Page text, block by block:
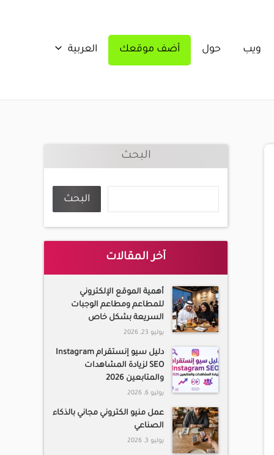
ويب حول أضف موقعك العربية
البحث
البحث
آخر المقالات
أهمية الموقع الإلكتروني
للمطاعم ومطاعم الوجبات
السريعة بشكل خاص
يوليو 23, 2026
دليل سيو إنستقرام Instagram
SEO لزيادة المشاهدات
والمتابعين 2026
يوليو 6, 2026
عمل منيو الكتروني مجاني بالذكاء
الصناعي
يوليو 3, 2026